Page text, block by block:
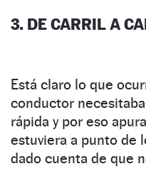
3. DE CARRIL A
Está claro lo que
conductor
rápida y por eso
estuviera a punto de
dado cuenta de que